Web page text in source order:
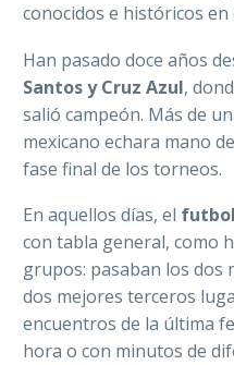
conocidos e históricos
Han pasado doce años
Santos y Cruz Azul,
salió campeón. Más de
mexicano echara mano
fase final de los torneos.
En aquellos días, el
con tabla general, como
grupos: pasaban los dos
dos mejores terceros
encuentros de la última
hora o con minutos de